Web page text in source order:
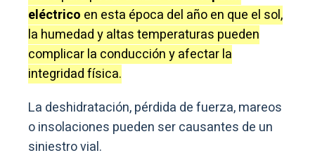
eléctrico en esta época del año en que el sol,
la humedad y altas temperaturas pueden
complicar la conducción y afectar la
integridad física.
La deshidratación, pérdida de fuerza, mareos
o insolaciones pueden ser causantes de un
siniestro vial.